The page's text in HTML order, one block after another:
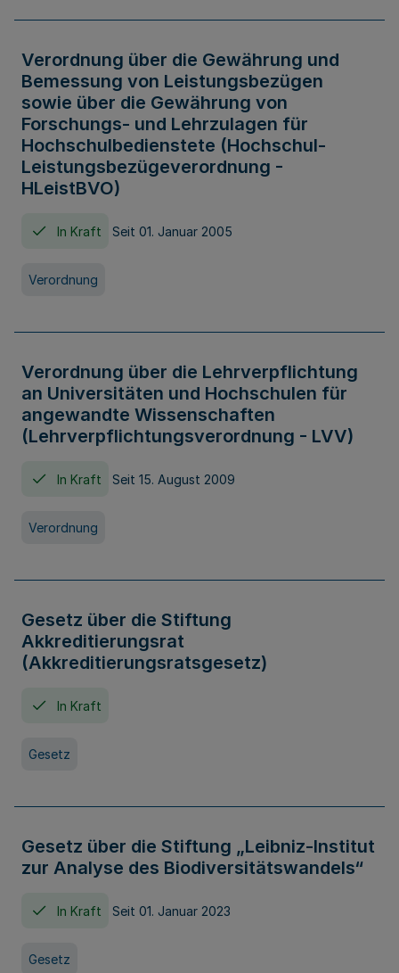
Verordnung über die Gewährung und
Bemessung von Leistungsbezügen
sowie über die Gewährung von
Forschungs- und Lehrzulagen für
Hochschulbedienstete (Hochschul-
Leistungsbezügeverordnung -
HLeistBVO)
In Kraft Seit 01. Januar 2005
Verordnung
Verordnung über die Lehrverpflichtung
an Universitäten und Hochschulen für
angewandte Wissenschaften
(Lehrverpflichtungsverordnung - LVV)
In Kraft Seit 15. August 2009
Verordnung
Gesetz über die Stiftung
Akkreditierungsrat
(Akkreditierungsratsgesetz)
In Kraft
Gesetz
Gesetz über die Stiftung „Leibniz-Institut
zur Analyse des Biodiversitätswandels“
In Kraft Seit 01. Januar 2023
Gesetz